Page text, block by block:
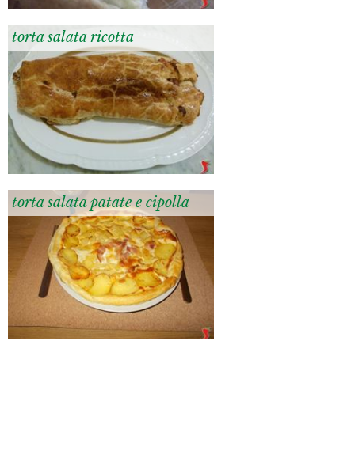
torta salata ricotta
torta salata patate e cipolla